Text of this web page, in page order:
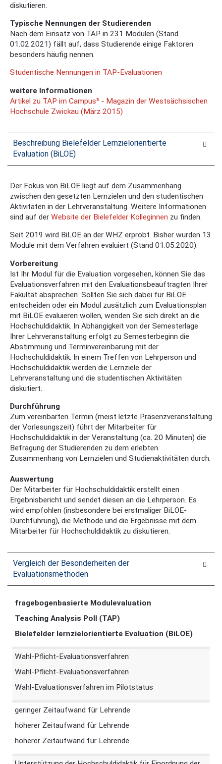
diskutieren.
Typische Nennungen der Studierenden
Nach dem Einsatz von TAP in 231 Modulen (Stand
01.02.2021) fällt auf, dass Studierende einige Faktoren
besonders häufig nennen.
Studentische Nennungen in TAP-Evaluationen
weitere Informationen
Artikel zu TAP im Campus³ - Magazin der Westsächsischen
Hochschule Zwickau (März 2015)
Beschreibung Bielefelder Lernzielorientierte
Evaluation (BiLOE)
Der Fokus von BiLOE liegt auf dem Zusammenhang
zwischen den gesetzten Lernzielen und den studentischen
Aktivitäten in der Lehrveranstaltung. Weitere Informationen
sind auf der Website der Bielefelder Kolleginnen zu finden.
Seit 2019 wird BiLOE an der WHZ erprobt. Bisher wurden 13
Module mit dem Verfahren evaluiert (Stand 01.05.2020).
Vorbereitung
Ist Ihr Modul für die Evaluation vorgesehen, können Sie das
Evaluationsverfahren mit den Evaluationsbeauftragten Ihrer
Fakultät absprechen. Sollten Sie sich dabei für BiLOE
entscheiden oder ein Modul zusätzlich zum Evaluationsplan
mit BiLOE evaluieren wollen, wenden Sie sich direkt an die
Hochschuldidaktik. In Abhängigkeit von der Semesterlage
Ihrer Lehrveranstaltung erfolgt zu Semesterbeginn die
Abstimmung und Terminvereinbarung mit der
Hochschuldidaktik. In einem Treffen von Lehrperson und
Hochschuldidaktik werden die Lernziele der
Lehrveranstaltung und die studentischen Aktivitäten
diskutiert.
Durchführung
Zum vereinbarten Termin (meist letzte Präsenzveranstaltung
der Vorlesungszeit) führt der Mitarbeiter für
Hochschuldidaktik in der Veranstaltung (ca. 20 Minuten) die
Befragung der Studierenden zu dem erlebten
Zusammenhang von Lernzielen und Studienaktivitäten durch.
Auswertung
Der Mitarbeiter für Hochschuldidaktik erstellt einen
Ergebnisbericht und sendet diesen an die Lehrperson. Es
wird empfohlen (insbesondere bei erstmaliger BiLOE-
Durchführung), die Methode und die Ergebnisse mit dem
Mitarbeiter für Hochschuldidaktik zu diskutieren.
Vergleich der Besonderheiten der
Evaluationsmethoden
fragebogenbasierte Modulevaluation
Teaching Analysis Poll (TAP)
Bielefelder lernzielorientierte Evaluation (BiLOE)
Wahl-Pflicht-Evaluationsverfahren
Wahl-Pflicht-Evaluationsverfahren
Wahl-Evaluationsverfahren im Pilotstatus
geringer Zeitaufwand für Lehrende
höherer Zeitaufwand für Lehrende
höherer Zeitaufwand für Lehrende